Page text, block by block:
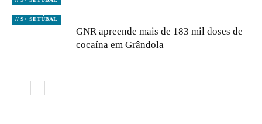
// S+ SETÚBAL
GNR apreende mais de 183 mil doses de
cocaína em Grândola